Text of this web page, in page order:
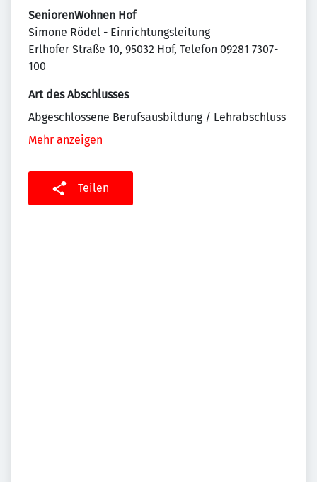
SeniorenWohnen Hof
Simone Rödel - Einrichtungsleitung
Erlhofer Straße 10, 95032 Hof, Telefon 09281 7307-
100
Art des Abschlusses
Abgeschlossene Berufsausbildung / Lehrabschluss
Mehr anzeigen
Teilen